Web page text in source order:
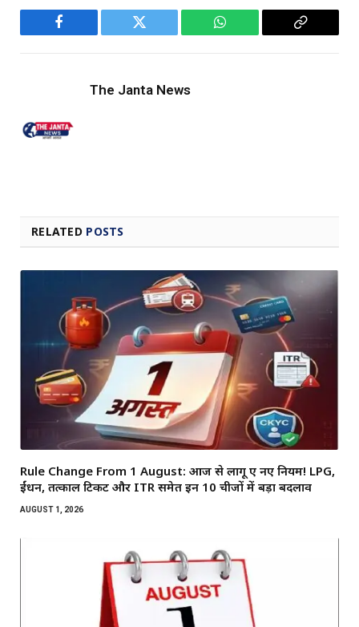
Facebook Twitter WhatsApp
Copy
The Janta News
RELATED POSTS
Rule Change From 1 August: आज से लागू हुए नए नियम! LPG,
ईंधन, तत्काल टिकट और ITR समेत इन 10 चीजों में बड़ा बदलाव
AUGUST 1, 2026